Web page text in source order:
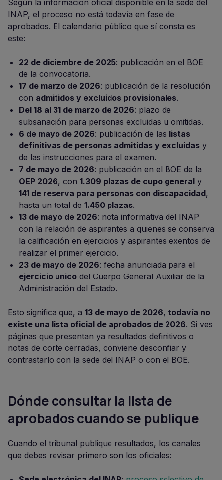
Según la información oficial disponible en la sede del
INAP, el proceso no está todavía en fase de
aprobados. El calendario público que sí consta es
este:
22 de diciembre de 2025: publicación en el BOE
de la convocatoria.
17 de marzo de 2026: publicación de la resolución
con admitidos y excluidos provisionales.
Del 18 al 31 de marzo de 2026: plazo de
subsanación para personas excluidas u omitidas.
6 de mayo de 2026: publicación de las listas
definitivas de personas admitidas y excluidas y
de las instrucciones para el examen.
7 de mayo de 2026: publicación en el BOE de la
OEP 2026, con 1.309 plazas de cupo general y
141 de reserva para personas con discapacidad,
hasta un total de 1.450 plazas.
13 de mayo de 2026: nota informativa del INAP
con la relación de aspirantes a quienes se conserva
la calificación en ejercicios y aspirantes exentos de
realizar el primer ejercicio.
23 de mayo de 2026: fecha anunciada para el
ejercicio único del Cuerpo General Auxiliar de la
Administración del Estado.
Esto significa que, a 13 de mayo de 2026, todavía no
existe una lista oficial de aprobados de 2026. Si ves
páginas que presentan ya resultados definitivos o
notas de corte cerradas, conviene desconfiar y
contrastarlo con la sede del INAP o con el BOE.
Dónde consultar la lista de
aprobados cuando se publique
Cuando el tribunal publique resultados, los canales
que debes revisar primero son los oficiales: